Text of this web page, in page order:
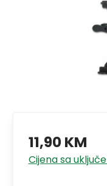
11,90 KM
Cijena sa